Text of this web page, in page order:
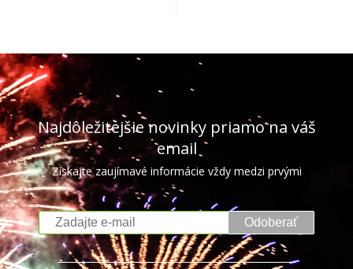
Najdôležitejšie novinky priamo na váš
email
Získajte zaujímavé informácie vždy medzi prvými
Odoberať